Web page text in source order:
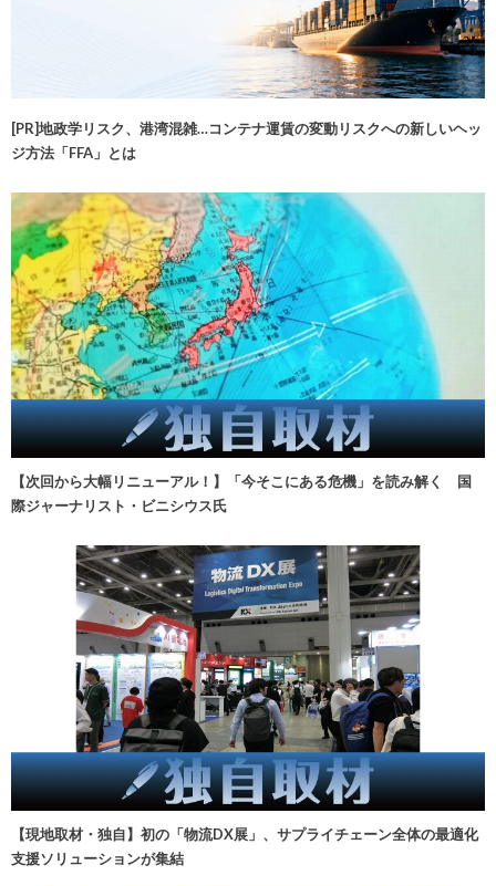
[PR]地政学リスク、港湾混雑…コンテナ運賃の変動リスクへの新しいヘッ
ジ方法「FFA」とは
【次回から大幅リニューアル！】「今そこにある危機」を読み解く 国
際ジャーナリスト・ビニシウス氏
【現地取材・独自】初の「物流DX展」、サプライチェーン全体の最適化
支援ソリューションが集結